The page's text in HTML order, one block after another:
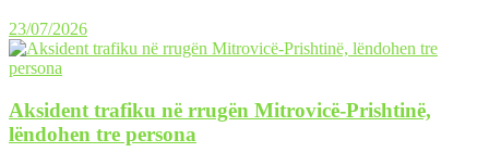
23/07/2026
Aksident trafiku në rrugën Mitrovicë-Prishtinë,
lëndohen tre persona